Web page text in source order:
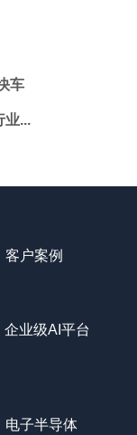
车
业...
客户案例
企业级AI平台
电子半导体